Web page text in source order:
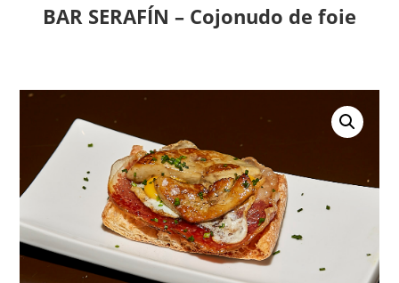
BAR SERAFÍN – Cojonudo de foie